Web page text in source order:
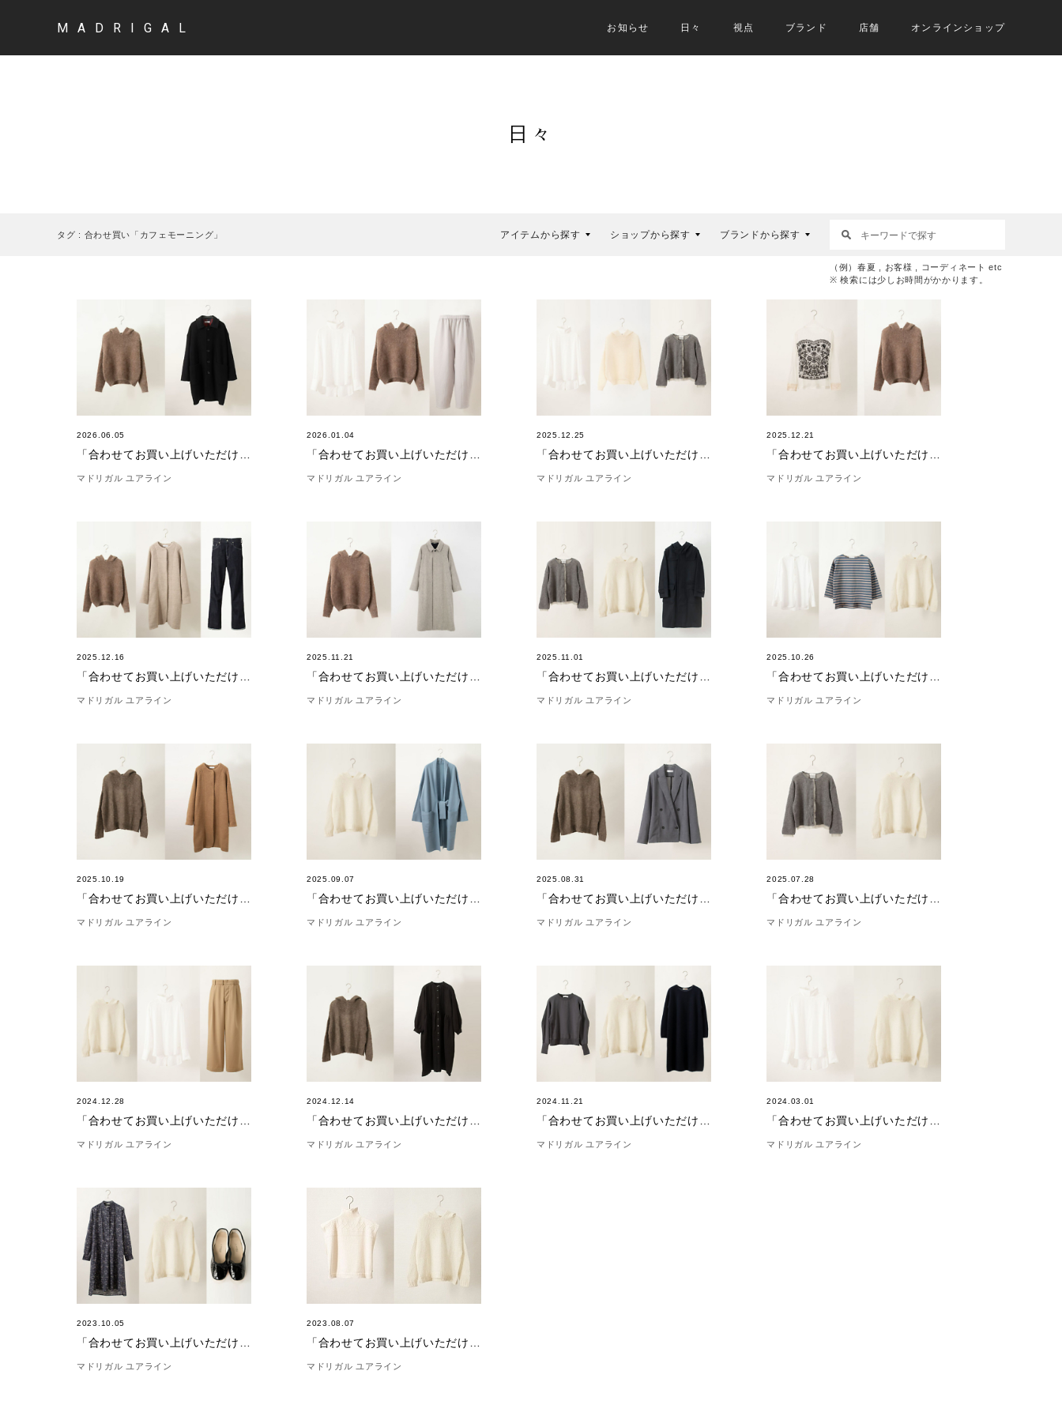
MADRIGAL お知らせ 日々 視点 ブランド 店舗 オンラインショップ
日々
タグ : 合わせ買い「カフェモーニング」 アイテムから探す ショップから探す ブランドから探す
（例）春夏 , お客様 , コーディネート etc
※ 検索には少しお時間がかかります。
2026.06.05
マドリガル ユアライン
2026.01.04
マドリガル ユアライン
2025.12.25
マドリガル ユアライン
2025.12.21
マドリガル ユアライン
2025.12.16
マドリガル ユアライン
2025.11.21
マドリガル ユアライン
2025.11.01
マドリガル ユアライン
2025.10.26
マドリガル ユアライン
2025.10.19
マドリガル ユアライン
2025.09.07
マドリガル ユアライン
2025.08.31
マドリガル ユアライン
2025.07.28
マドリガル ユアライン
2024.12.28
マドリガル ユアライン
2024.12.14
マドリガル ユアライン
2024.11.21
マドリガル ユアライン
2024.03.01
マドリガル ユアライン
2023.10.05
マドリガル ユアライン
2023.08.07
マドリガル ユアライン